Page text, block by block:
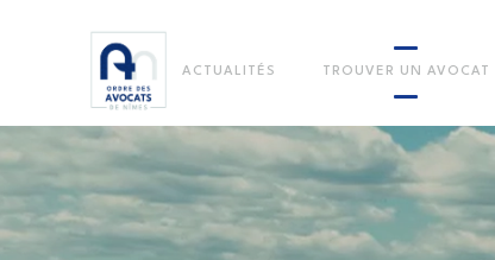
ACTUALITÉS TROUVER UN AVOCAT